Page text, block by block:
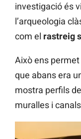
investigació és
l’arqueologia
com el rastreig
Això ens permet
que abans era
mostra perfils
muralles i